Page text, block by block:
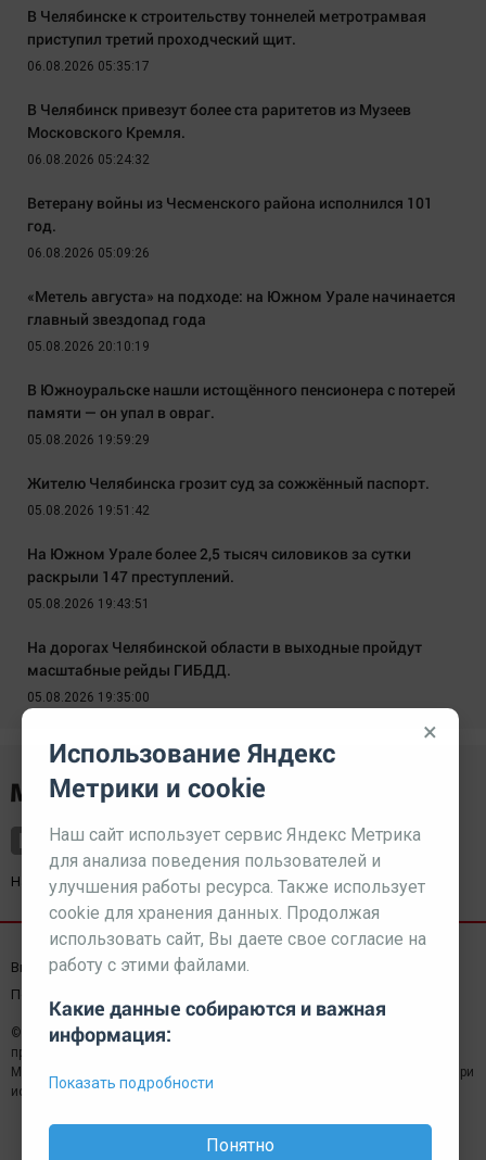
В Челябинске к строительству тоннелей метротрамвая
приступил третий проходческий щит.
06.08.2026 05:35:17
В Челябинск привезут более ста раритетов из Музеев
Московского Кремля.
06.08.2026 05:24:32
Ветерану войны из Чесменского района исполнился 101
год.
06.08.2026 05:09:26
«Метель августа» на подходе: на Южном Урале начинается
главный звездопад года
05.08.2026 20:10:19
В Южноуральске нашли истощённого пенсионера с потерей
памяти — он упал в овраг.
05.08.2026 19:59:29
Жителю Челябинска грозит суд за сожжённый паспорт.
05.08.2026 19:51:42
На Южном Урале более 2,5 тысяч силовиков за сутки
раскрыли 147 преступлений.
05.08.2026 19:43:51
На дорогах Челябинской области в выходные пройдут
масштабные рейды ГИБДД.
05.08.2026 19:35:00
Наш партнерkurorty-sochi.ru
Выходные данные СМИ Реклама
Пользовательское соглашение
© 2026 МЕДИАЗАВОД — Сайт может содержать контент,
предназначенный для лиц 18+
Мнение редакции может не совпадать с мнением отдельных авторов.При
использовании материалов сайта ссылка обязательна.
×
Использование Яндекс
Метрики и cookie
Наш сайт использует сервис Яндекс Метрика
для анализа поведения пользователей и
улучшения работы ресурса. Также использует
cookie для хранения данных. Продолжая
использовать сайт, Вы даете свое согласие на
работу с этими файлами.
Какие данные собираются и важная
информация:
Показать подробности
Понятно